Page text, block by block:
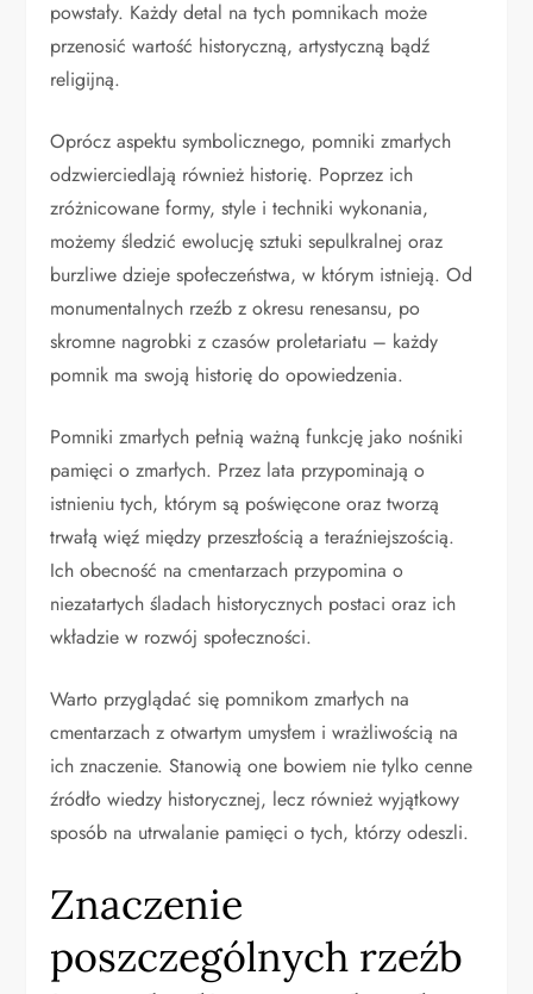
powstały. Każdy detal na tych pomnikach może
przenosić wartość historyczną, artystyczną bądź
religijną.
Oprócz aspektu symbolicznego, pomniki zmarłych
odzwierciedlają również historię. Poprzez ich
zróżnicowane formy, style i techniki wykonania,
możemy śledzić ewolucję sztuki sepulkralnej oraz
burzliwe dzieje społeczeństwa, w którym istnieją. Od
monumentalnych rzeźb z okresu renesansu, po
skromne nagrobki z czasów proletariatu – każdy
pomnik ma swoją historię do opowiedzenia.
Pomniki zmarłych pełnią ważną funkcję jako nośniki
pamięci o zmarłych. Przez lata przypominają o
istnieniu tych, którym są poświęcone oraz tworzą
trwałą więź między przeszłością a teraźniejszością.
Ich obecność na cmentarzach przypomina o
niezatartych śladach historycznych postaci oraz ich
wkładzie w rozwój społeczności.
Warto przyglądać się pomnikom zmarłych na
cmentarzach z otwartym umysłem i wrażliwością na
ich znaczenie. Stanowią one bowiem nie tylko cenne
źródło wiedzy historycznej, lecz również wyjątkowy
sposób na utrwalanie pamięci o tych, którzy odeszli.
Znaczenie
poszczególnych rzeźb